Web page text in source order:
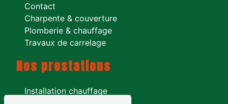
Contact
Charpente & couverture
Plomberie & chauffage
Travaux de carrelage
Nos prestations
Installation chauffage